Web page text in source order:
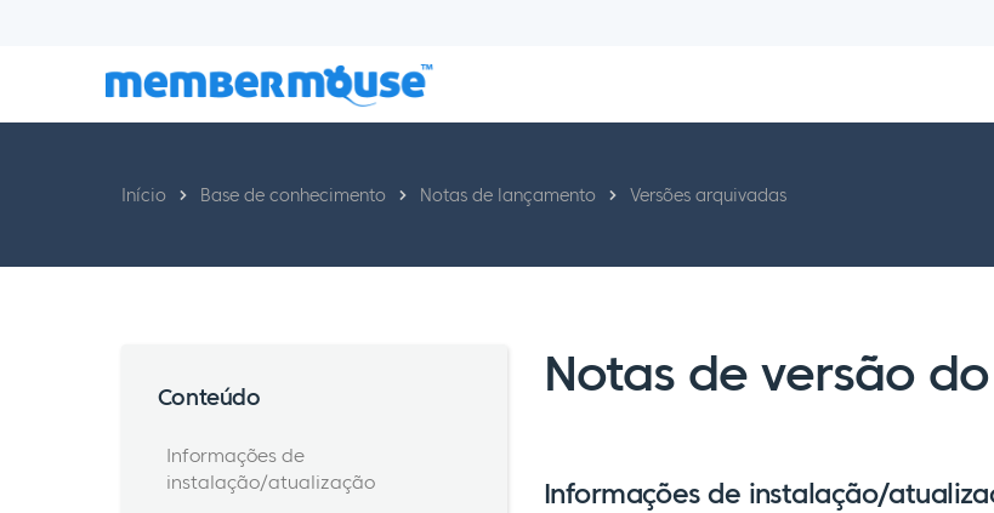
Início Base de conhecimento Notas de lançamento Versões arquivadas
Notas de versão
Informações de instalação/
Conteúdo
Informações de
instalação/atualização